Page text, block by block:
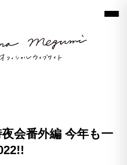
会番外編 今年も一